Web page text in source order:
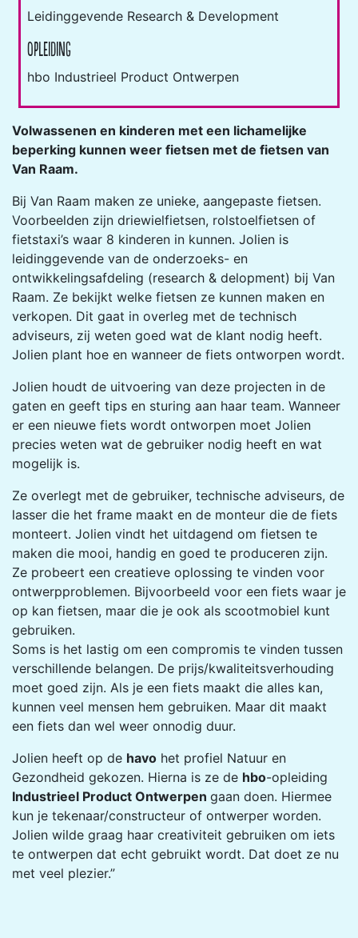
Leidinggevende Research & Development
Opleiding
hbo Industrieel Product Ontwerpen
Volwassenen en kinderen met een lichamelijke
beperking kunnen weer fietsen met de fietsen van
Van Raam.
Bij Van Raam maken ze unieke, aangepaste fietsen.
Voorbeelden zijn driewielfietsen, rolstoelfietsen of
fietstaxi’s waar 8 kinderen in kunnen. Jolien is
leidinggevende van de onderzoeks- en
ontwikkelingsafdeling (research & delopment) bij Van
Raam. Ze bekijkt welke fietsen ze kunnen maken en
verkopen. Dit gaat in overleg met de technisch
adviseurs, zij weten goed wat de klant nodig heeft.
Jolien plant hoe en wanneer de fiets ontworpen wordt.
Jolien houdt de uitvoering van deze projecten in de
gaten en geeft tips en sturing aan haar team. Wanneer
er een nieuwe fiets wordt ontworpen moet Jolien
precies weten wat de gebruiker nodig heeft en wat
mogelijk is.
Ze overlegt met de gebruiker, technische adviseurs, de
lasser die het frame maakt en de monteur die de fiets
monteert. Jolien vindt het uitdagend om fietsen te
maken die mooi, handig en goed te produceren zijn.
Ze probeert een creatieve oplossing te vinden voor
ontwerpproblemen. Bijvoorbeeld voor een fiets waar je
op kan fietsen, maar die je ook als scootmobiel kunt
gebruiken.
Soms is het lastig om een compromis te vinden tussen
verschillende belangen. De prijs/kwaliteitsverhouding
moet goed zijn. Als je een fiets maakt die alles kan,
kunnen veel mensen hem gebruiken. Maar dit maakt
een fiets dan wel weer onnodig duur.
Jolien heeft op de havo het profiel Natuur en
Gezondheid gekozen. Hierna is ze de hbo-opleiding
Industrieel Product Ontwerpen gaan doen. Hiermee
kun je tekenaar/constructeur of ontwerper worden.
Jolien wilde graag haar creativiteit gebruiken om iets
te ontwerpen dat echt gebruikt wordt. Dat doet ze nu
met veel plezier.”